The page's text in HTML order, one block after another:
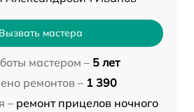
Вызвать мастера
мастером – 5 лет
ремонтов – 1 390
– ремонт прицелов ночного